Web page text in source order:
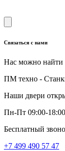
Связаться с нами
Нас можно найти
ПМ техно -
Наши двери
Пн-Пт 09:00-
Бесплатный
+7 499 490 57 47